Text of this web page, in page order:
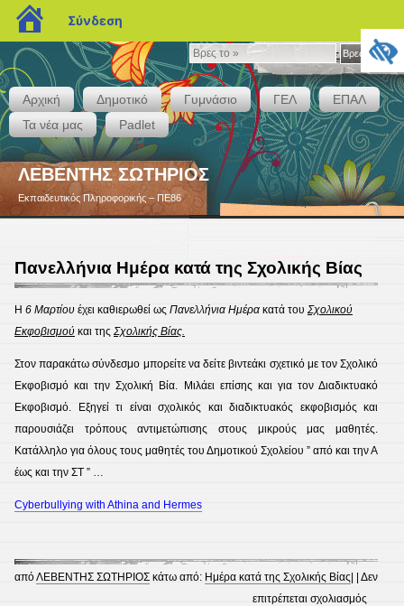
Βρες
το
»
Βρες το »
Αρχική Δημοτικό Γυμνάσιο ΓΕΛ
ΕΠΑΛ
Τα νέα μας
Padlet
ΛΕΒΕΝΤΗΣ ΣΩΤΗΡΙΟΣ
Εκπαιδευτικός Πληροφορικής – ΠΕ86
Πανελλήνια Ημέρα κατά της Σχολικής Βίας
Η 6 Μαρτίου έχει καθιερωθεί ως Πανελλήνια Ημέρα κατά του Σχολικού
Εκφοβισμού και της Σχολικής Βίας.
Στον παρακάτω σύνδεσμο μπορείτε να δείτε βιντεάκι σχετικό με τον Σχολικό
Εκφοβισμό και την Σχολική Βία. Μιλάει επίσης και για τον Διαδικτυακό
Εκφοβισμό. Εξηγεί τι είναι σχολικός και διαδικτυακός εκφοβισμός και
παρουσιάζει τρόπους αντιμετώπισης στους μικρούς μας μαθητές.
Κατάλληλο για όλους τους μαθητές του Δημοτικού Σχολείου ” από και την Α
έως και την ΣΤ ” …
Cyberbullying with Athina and Hermes
απόΛΕΒΕΝΤΗΣ ΣΩΤΗΡΙΟΣ κάτω από: Ημέρα κατά της Σχολικής Βίας | |Δεν
επιτρέπεται σχολιασμός
blogs.sch.gr
Σύνδεση